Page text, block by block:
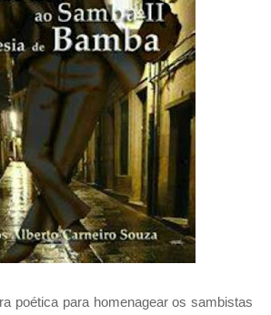
poética para homenagear os sambistas